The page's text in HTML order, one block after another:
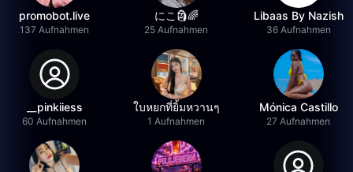
promobot.live
137 Aufnahmen
にこ🗿🌈
25 Aufnahmen
Libaas By Nazish
36 Aufnahmen
__pinkiiess
60 Aufnahmen
ใบหยกที่ยิ้มหวานๆ
1 Aufnahmen
Mónica Castillo
27 Aufnahmen